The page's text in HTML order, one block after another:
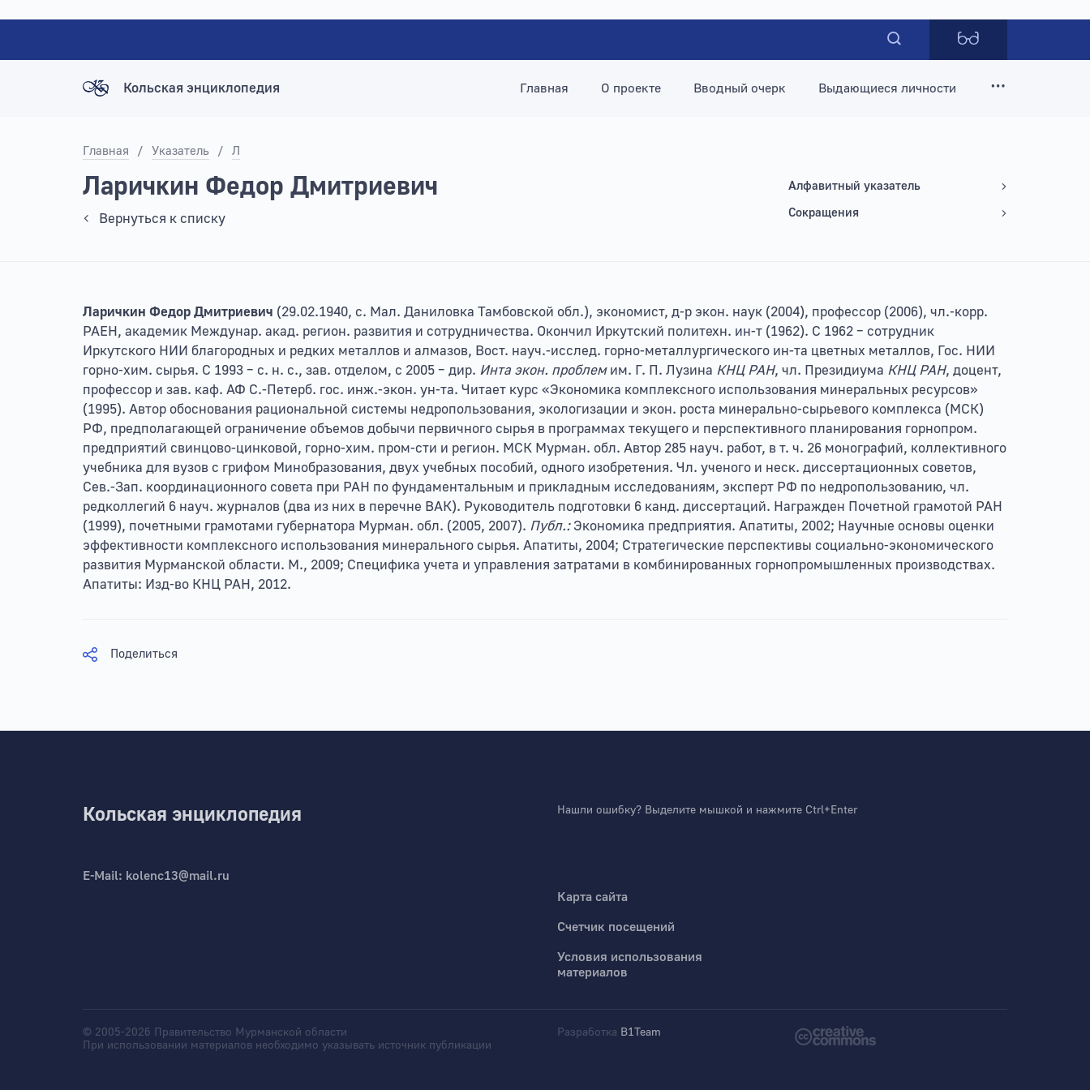
Кольская энциклопедия Главная О проекте Вводный очерк Выдающиеся личности
Главная / Указатель / Л
Ларичкин Федор Дмитриевич
Вернуться к списку
Алфавитный указатель
Сокращения
Ларичкин Федор Дмитриевич (29.02.1940, с. Мал. Даниловка Тамбовской обл.), экономист, д-р экон. наук (2004), профессор (2006), чл.-корр.
РАЕН, академик Междунар. акад. регион. развития и сотрудничества. Окончил Иркутский политехн. ин-т (1962). С 1962 – сотрудник
Иркутского НИИ благородных и редких металлов и алмазов, Вост. науч.-исслед. горно-металлургического ин-та цветных металлов, Гос. НИИ
горно-хим. сырья. С 1993 – с. н. с., зав. отделом, с 2005 – дир. Инта экон. проблемим. Г. П. Лузина КНЦ РАН, чл. Президиума КНЦ РАН, доцент,
профессор и зав. каф. АФ С.-Петерб. гос. инж.-экон. ун-та. Читает курс «Экономика комплексного использования минеральных ресурсов»
(1995). Автор обоснования рациональной системы недропользования, экологизации и экон. роста минерально-сырьевого комплекса (МСК)
РФ, предполагающей ограничение объемов добычи первичного сырья в программах текущего и перспективного планирования горнопром.
предприятий свинцово-цинковой, горно-хим. пром-сти и регион. МСК Мурман. обл. Автор 285 науч. работ, в т. ч. 26 монографий, коллективного
учебника для вузов с грифом Минобразования, двух учебных пособий, одного изобретения. Чл. ученого и неск. диссертационных советов,
Сев.-Зап. координационного совета при РАН по фундаментальным и прикладным исследованиям, эксперт РФ по недропользованию, чл.
редколлегий 6 науч. журналов (два из них в перечне ВАК). Руководитель подготовки 6 канд. диссертаций. Награжден Почетной грамотой РАН
(1999), почетными грамотами губернатора Мурман. обл. (2005, 2007). Публ.:Экономика предприятия. Апатиты, 2002; Научные основы оценки
эффективности комплексного использования минерального сырья. Апатиты, 2004; Стратегические перспективы социально-экономического
развития Мурманской области. М., 2009; Специфика учета и управления затратами в комбинированных горнопромышленных производствах.
Апатиты: Изд-во КНЦ РАН, 2012.
Поделиться
Кольская энциклопедия
E-Mail: kolenc13@mail.ru
Нашли ошибку? Выделите мышкой и нажмите Ctrl+Enter
Карта сайта
Счетчик посещений
Условия использования
материалов
© 2005-2026 Правительство Мурманской области
При использовании материалов необходимо указывать источник публикации
Разработка B1Team